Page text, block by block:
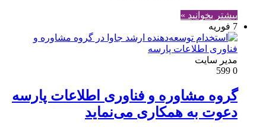
بیشتر بخوانید »
7 فوریه
مدير سايت
0
گروه مشاوره و فناوری اطلاعات پارسه
دعوت به همکاری می‌نماید